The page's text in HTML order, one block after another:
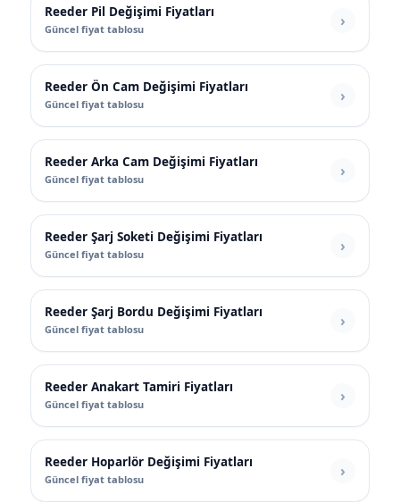
Reeder Pil Değişimi Fiyatları
Güncel fiyat tablosu
Reeder Ön Cam Değişimi Fiyatları
Güncel fiyat tablosu
Reeder Arka Cam Değişimi Fiyatları
Güncel fiyat tablosu
Reeder Şarj Soketi Değişimi Fiyatları
Güncel fiyat tablosu
Reeder Şarj Bordu Değişimi Fiyatları
Güncel fiyat tablosu
Reeder Anakart Tamiri Fiyatları
Güncel fiyat tablosu
Reeder Hoparlör Değişimi Fiyatları
Güncel fiyat tablosu